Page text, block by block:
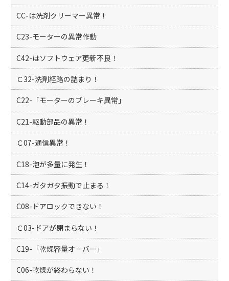
CC-は洗剤クリーマー異常！
C23-モーターの異常作動
C42-はソフトウェア更新不良！
Ｃ32-洗剤経路の詰まり！
C22-「モーターのブレーキ異常」
C21-駆動部品の異常！
Ｃ07-通信異常！
C18-泡が多量に発生！
C14-ガタガタ振動で止まる！
C08-ドアロックできない！
Ｃ03-ドアが閉まらない！
C19-「乾燥容量オーバー」
C06-乾燥が終わらない！